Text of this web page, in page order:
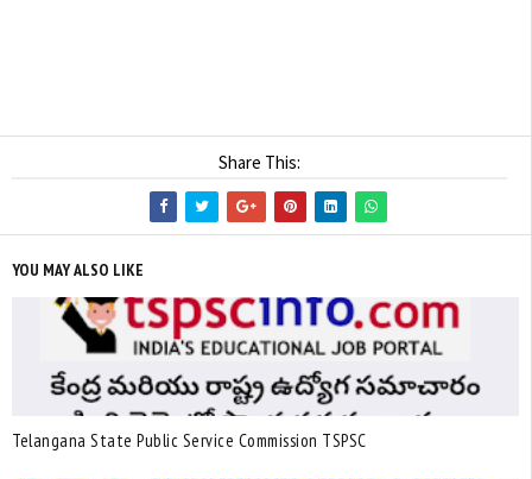
Share This:
YOU MAY ALSO LIKE
Telangana State Public Service Commission TSPSC